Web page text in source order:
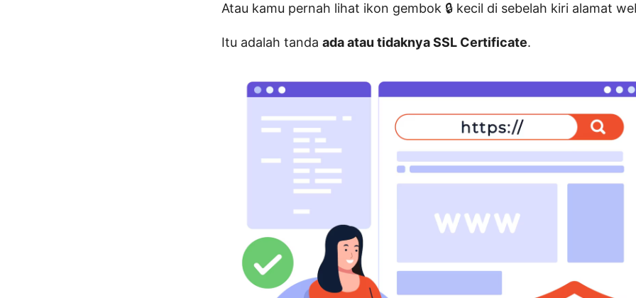
Atau kamu pernah lihat ikon gembok 🔒 kecil di sebelah kiri alamat
Itu adalah tanda ada atau tidaknya SSL Certificate.